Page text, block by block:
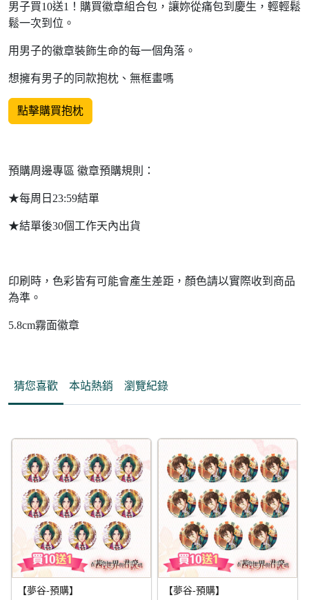
男子買10送1！購買徽章組合包，讓妳從痛包到慶生，輕輕鬆
鬆一次到位。
用男子的徽章裝飾生命的每一個角落。
想擁有男子的同款抱枕、無框畫嗎
點擊購買抱枕
預購周邊專區 徽章預購規則：
★每周日23:59結單
★結單後30個工作天內出貨
印刷時，色彩皆有可能會產生差距，顏色請以實際收到商品
為準。
5.8cm霧面徽章
猜您喜歡 本站熱銷 瀏覽紀錄
【夢谷-預購】 【夢谷-預購】